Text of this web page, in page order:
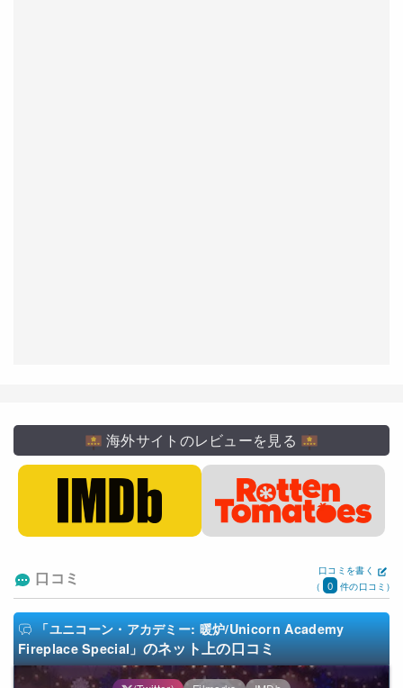
海外サイトのレビューを見る
口コミ
口コミを書く
(
0 件の口コミ)
「ユニコーン・アカデミー: 暖炉/Unicorn Academy
Fireplace Special」のネット上の口コミ